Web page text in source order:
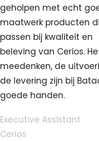
geholpen met echt
maatwerk producten
passen bij kwaliteit en
beleving van Cerios.
meedenken, de
de levering zijn bij
goede handen.
Executive Assistant
Cerios